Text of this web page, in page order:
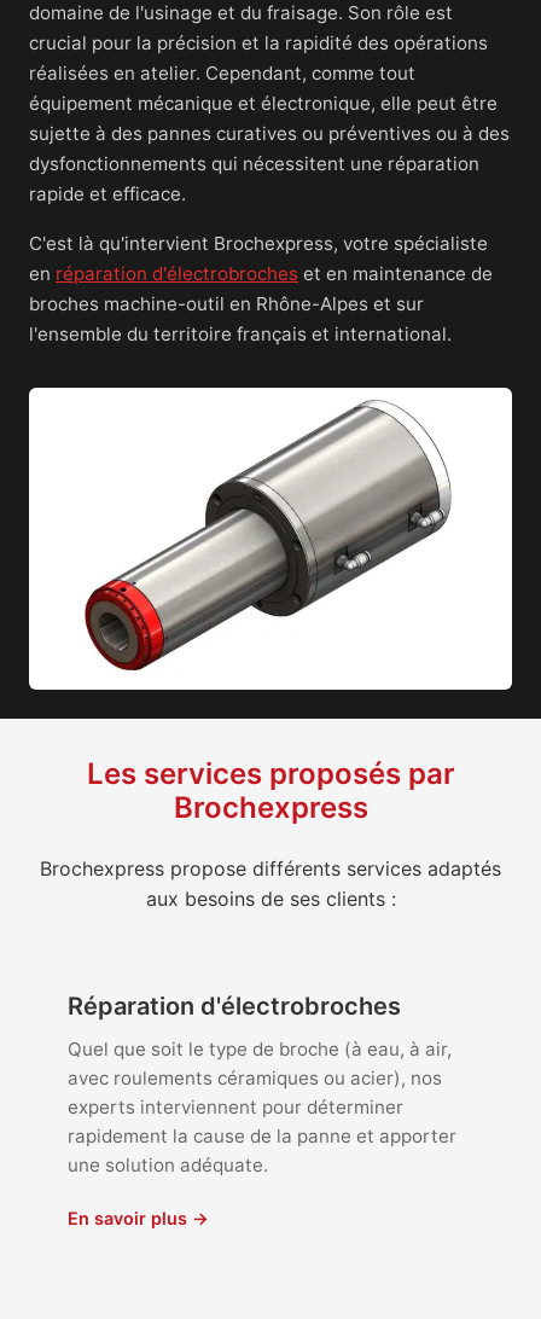
domaine de l'usinage et du fraisage. Son rôle est
crucial pour la précision et la rapidité des opérations
réalisées en atelier. Cependant, comme tout
équipement mécanique et électronique, elle peut être
sujette à des pannes curatives ou préventives ou à des
dysfonctionnements qui nécessitent une réparation
rapide et efficace.
C'est là qu'intervient Brochexpress, votre spécialiste
en réparation d'électrobroches et en maintenance de
broches machine-outil en Rhône-Alpes et sur
l'ensemble du territoire français et international.
Les services proposés par
Brochexpress
Brochexpress propose différents services adaptés
aux besoins de ses clients :
Réparation d'électrobroches
Quel que soit le type de broche (à eau, à air,
avec roulements céramiques ou acier), nos
experts interviennent pour déterminer
rapidement la cause de la panne et apporter
une solution adéquate.
En savoir plus →